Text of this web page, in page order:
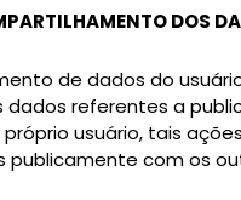
DOS
de dados do
dados referentes a
usuário, tais
publicamente com os